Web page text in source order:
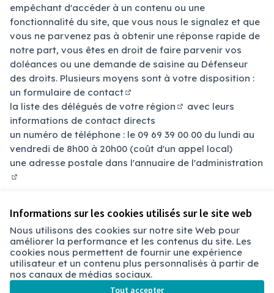
Informations sur les cookies utilisés sur le site web
Nous utilisons des cookies sur notre site Web pour
améliorer la performance et les contenus du site. Les
cookies nous permettent de fournir une expérience
utilisateur et un contenu plus personnalisés à partir de
nos canaux de médias sociaux.
Tout accepter
empêchant d'accéder à un contenu ou une
fonctionnalité du site, que vous nous le signalez et que
vous ne parvenez pas à obtenir une réponse rapide de
notre part, vous êtes en droit de faire parvenir vos
doléances ou une demande de saisine au Défenseur
des droits. Plusieurs moyens sont à votre disposition :
un formulaire de contact
(Lien externe)
la liste des délégués de votre région
avec leurs
informations de contact directs
un numéro de téléphone : le 09 69 39 00 00 du lundi au
vendredi de 8h00 à 20h00 (coût d'un appel local)
une adresse postale dans l'annuaire de l'administration
Conditions d'utilisation
Paramètres des cookies
Chambéry sur X
(Lien externe)
Chambéry sur Facebook
Chambéry sur Instagram